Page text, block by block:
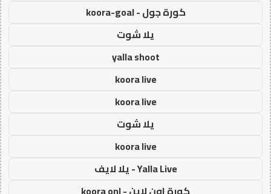
كورة جول - koora-goal
يلا شوت
yalla shoot
koora live
koora live
يلا شوت
koora live
Yalla Live - يلا لايف